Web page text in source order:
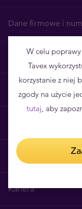
Dane firmowe i
Regulamin
Realizacja zamówień
Skontaktuj się z
Kariera
W celu
Tavex
korzystanie z niej
zgody na użycie
tutaj, aby